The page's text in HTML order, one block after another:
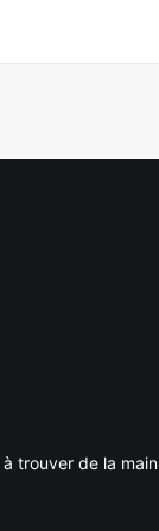
trouver de la main